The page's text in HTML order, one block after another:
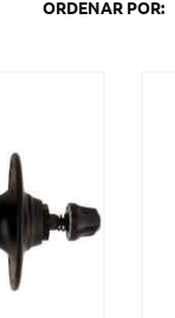
ORDENAR POR: